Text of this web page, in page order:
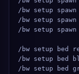
/bw setup
/bw setup spawn
/bw setup
/bw setup bed
/bw setup bed
/bw setup bed